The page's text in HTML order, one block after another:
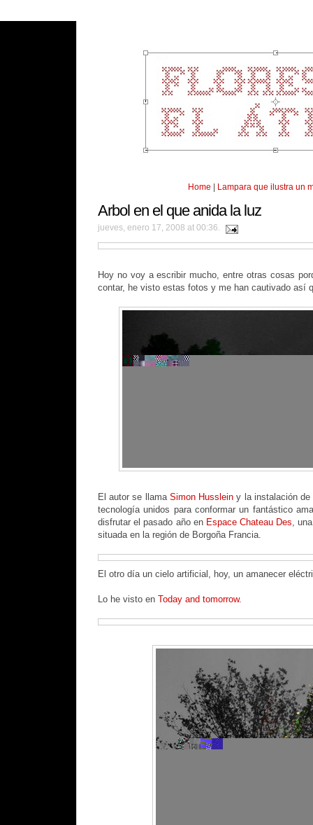
Home | Lampara que ilustra un
Arbol en el que anida la luz
jueves, enero 17, 2008 at 00:36.
Hoy no voy a escribir mucho, entre otras cosas
contar, he visto estas fotos y me han cautivado así
El autor se llama Simon Husslein y la instalación de
tecnología unidos para conformar un fantástico
disfrutar el pasado año en Espace Chateau Des,
situada en la región de Borgoña Francia.
El otro día un cielo artificial, hoy, un amanecer
Lo he visto en Today and tomorrow.